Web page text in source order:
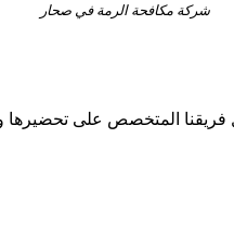
شركة مكافحة الرمة في صحار
فريقنا المتخصص على تحضيرها